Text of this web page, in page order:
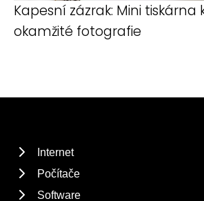
Kapesní zázrak: Mini
okamžité fotografie
Internet
Počítače
Software